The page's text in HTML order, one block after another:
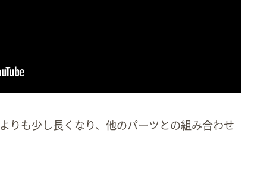
よりも少し長くなり、他のパーツとの組み合わせ